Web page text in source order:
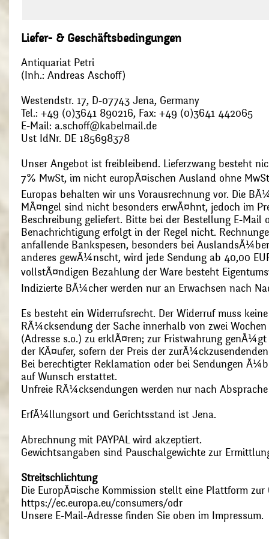
Liefer- & Geschäftsbedingungen
Antiquariat Petri
(Inh.: Andreas Aschoff)
Westendstr. 17, D-07743 Jena, Germany
Tel.: +49 (0)3641 890216, Fax: +49 (0)3641 442065
E-Mail: a.schoff@kabelmail.de
Ust IdNr. DE 185698378
Unser Angebot ist freibleibend. Lieferzwang besteht
7% MwSt, im nicht europÃ¤ischen Ausland ohne
Europas behalten wir uns Vorausrechnung vor. Die
MÃ¤ngel sind nicht besonders erwÃ¤hnt, jedoch im
Beschreibung geliefert. Bitte bei der Bestellung E-Mail
Benachrichtigung erfolgt in der Regel nicht.
anfallende Bankspesen, besonders bei
anderes gewÃ¼nscht, wird jede Sendung ab 40,00
vollstÃ¤ndigen Bezahlung der Ware besteht
Indizierte BÃ¼cher werden nur an Erwachsen nach
Es besteht ein Widerrufsrecht. Der Widerruf muss
RÃ¼cksendung der Sache innerhalb von zwei
(Adresse s.o.) zu erklÃ¤ren; zur Fristwahrung
der KÃ¤ufer, sofern der Preis der
Bei berechtigter Reklamation oder bei Sendungen
auf Wunsch erstattet.
Unfreie RÃ¼cksendungen werden nur nach
ErfÃ¼llungsort und Gerichtsstand ist Jena.
Abrechnung mit PAYPAL wird akzeptiert.
Gewichtsangaben sind Pauschalgewichte zur
Streitschlichtung
Die EuropÃ¤ische Kommission stellt eine Plattform
https://ec.europa.eu/consumers/odr
Unsere E-Mail-Adresse finden Sie oben im Impressum.